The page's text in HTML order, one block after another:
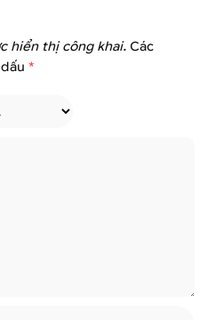
hiển thị công khai. Các
*